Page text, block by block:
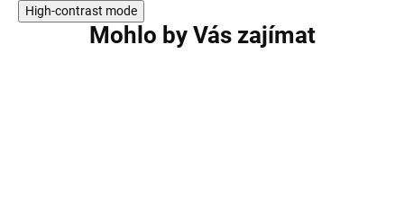
High-contrast mode
Mohlo by Vás zajímat